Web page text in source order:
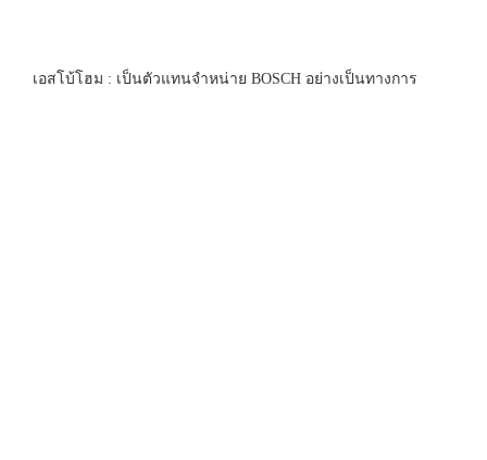
เอสโบ้โฮม : เป็นตัวแทนจำหน่าย BOSCH อย่างเป็นทางการ